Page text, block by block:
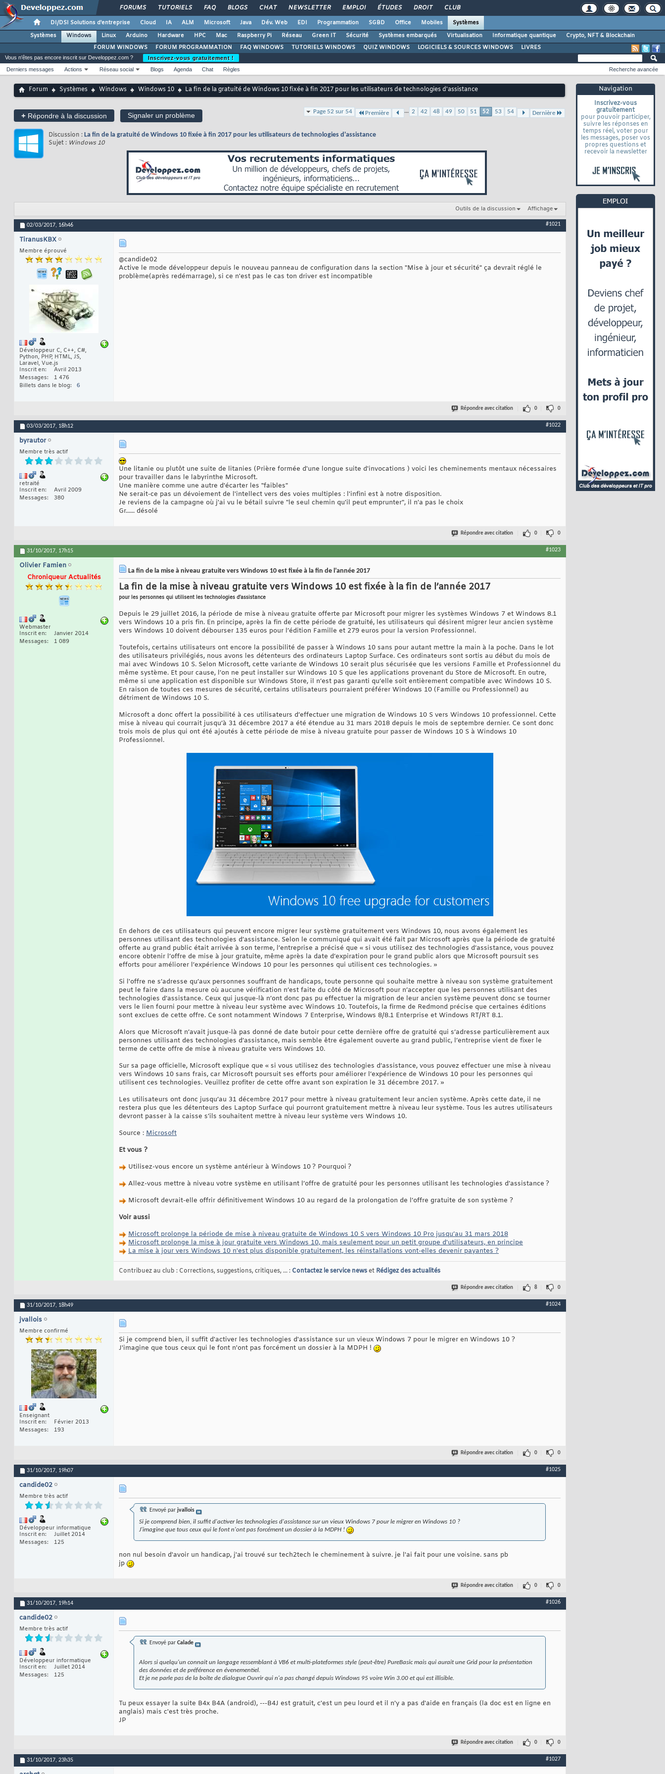
FORUMS TUTORIELS FAQ BLOGS CHAT NEWSLETTER EMPLOI ÉTUDES DROIT CLUB
DI/DSI Solutions d'entreprise Cloud IA ALM Microsoft Java Dév. Web EDI Programmation SGBD Office Mobiles
Systèmes
Systèmes
Windows Linux Arduino Hardware HPC Mac Raspberry Pi Réseau Green IT Sécurité Systèmes embarqués Virtualisation Informatique quantique
Crypto, NFT & Blockchain
FORUM WINDOWS
FORUM PROGRAMMATION FAQ WINDOWS TUTORIELS WINDOWS QUIZ WINDOWS LOGICIELS & SOURCES WINDOWS LIVRES
Navigation
Inscrivez-vous
gratuitement
pour pouvoir participer,
suivre les réponses en
temps réel, voter pour
les messages, poser vos
propres questions et
recevoir la newsletter
Vous n'êtes pas encore inscrit sur Developpez.com ?
Inscrivez-vous gratuitement !
Derniers messages
Actions Réseau social Blogs Agenda Chat Règles Recherche avancée
Forum Systèmes Windows Windows 10 La fin de la gratuité de Windows 10 fixée à fin 2017 pour les utilisateurs de technologies d'assistance
+ Répondre à la discussion Signaler un problème Page 52 sur 54 Première ... 2 42 48 49 50 51 52 53 54 Dernière
Discussion : La fin de la gratuité de Windows 10 fixée à fin 2017 pour les utilisateurs de technologies d'assistance
Sujet : Windows 10
Outils de la discussion Affichage
02/03/2017, 16h46 #1021
TiranusKBX
Membre éprouvé
Développeur C, C++, C#,
Python, PHP, HTML, JS,
Laravel, Vue.js
Inscrit en
Avril 2013
Messages
1 476
Billets dans le blog
6
@candide02
Active le mode développeur depuis le nouveau panneau de configuration dans la section "Mise à jour et sécurité" ça devrait réglé le
problème(après redémarrage), si ce n'est pas le cas ton driver est incompatible
Répondre avec citation 0 0
03/03/2017, 18h12 #1022
byrautor
Membre très actif
retraité
Inscrit en
Avril 2009
Messages
380
Une litanie ou plutôt une suite de litanies (Prière formée d'une longue suite d'invocations ) voici les cheminements mentaux nécessaires
pour travailler dans le labyrinthe Microsoft.
Une manière comme une autre d'écarter les "faibles"
Ne serait-ce pas un dévoiement de l'intellect vers des voies multiples : l'infini est à notre disposition.
Je reviens de la campagne où j'ai vu le bétail suivre "le seul chemin qu'il peut emprunter", il n'a pas le choix
Gr...... désolé
Répondre avec citation 0 0
31/10/2017, 17h15 #1023
Olivier Famien
Chroniqueur Actualités
Webmaster
Inscrit en
Janvier 2014
Messages
1 089
La fin de la mise à niveau gratuite vers Windows 10 est fixée à la fin de l’année 2017
La fin de la mise à niveau gratuite vers Windows 10 est fixée à la fin de l’année 2017
pour les personnes qui utilisent les technologies d’assistance
Depuis le 29 juillet 2016, la période de mise à niveau gratuite offerte par Microsoft pour migrer les systèmes Windows 7 et Windows 8.1
vers Windows 10 a pris fin. En principe, après la fin de cette période de gratuité, les utilisateurs qui désirent migrer leur ancien système
vers Windows 10 doivent débourser 135 euros pour l’édition Famille et 279 euros pour la version Professionnel.
Toutefois, certains utilisateurs ont encore la possibilité de passer à Windows 10 sans pour autant mettre la main à la poche. Dans le lot
des utilisateurs privilégiés, nous avons les détenteurs des ordinateurs Laptop Surface. Ces ordinateurs sont sortis au début du mois de
mai avec Windows 10 S. Selon Microsoft, cette variante de Windows 10 serait plus sécurisée que les versions Famille et Professionnel du
même système. Et pour cause, l’on ne peut installer sur Windows 10 S que les applications provenant du Store de Microsoft. En outre,
même si une application est disponible sur Windows Store, il n’est pas garanti qu’elle soit entièrement compatible avec Windows 10 S.
En raison de toutes ces mesures de sécurité, certains utilisateurs pourraient préférer Windows 10 (Famille ou Professionnel) au
détriment de Windows 10 S.
Microsoft a donc offert la possibilité à ces utilisateurs d’effectuer une migration de Windows 10 S vers Windows 10 professionnel. Cette
mise à niveau qui courrait jusqu’à 31 décembre 2017 a été étendue au 31 mars 2018 depuis le mois de septembre dernier. Ce sont donc
trois mois de plus qui ont été ajoutés à cette période de mise à niveau gratuite pour passer de Windows 10 S à Windows 10
Professionnel.
En dehors de ces utilisateurs qui peuvent encore migrer leur système gratuitement vers Windows 10, nous avons également les
personnes utilisant des technologies d’assistance. Selon le communiqué qui avait été fait par Microsoft après que la période de gratuité
offerte au grand public était arrivée à son terme, l’entreprise a précisé que « si vous utilisez des technologies d’assistance, vous pouvez
encore obtenir l’offre de mise à jour gratuite, même après la date d’expiration pour le grand public alors que Microsoft poursuit ses
efforts pour améliorer l’expérience Windows 10 pour les personnes qui utilisent ces technologies. »
Si l'offre ne s’adresse qu’aux personnes souffrant de handicaps, toute personne qui souhaite mettre à niveau son système gratuitement
peut le faire dans la mesure où aucune vérification n’est faite du côté de Microsoft pour n’accepter que les personnes utilisant des
technologies d’assistance. Ceux qui jusque-là n’ont donc pas pu effectuer la migration de leur ancien système peuvent donc se tourner
vers le lien fourni pour mettre à niveau leur système avec Windows 10. Toutefois, la firme de Redmond précise que certaines éditions
sont exclues de cette offre. Ce sont notamment Windows 7 Enterprise, Windows 8/8.1 Enterprise et Windows RT/RT 8.1.
Alors que Microsoft n’avait jusque-là pas donné de date butoir pour cette dernière offre de gratuité qui s’adresse particulièrement aux
personnes utilisant des technologies d’assistance, mais semble être également ouverte au grand public, l’entreprise vient de fixer le
terme de cette offre de mise à niveau gratuite vers Windows 10.
Sur sa page officielle, Microsoft explique que « si vous utilisez des technologies d’assistance, vous pouvez effectuer une mise à niveau
vers Windows 10 sans frais, car Microsoft poursuit ses efforts pour améliorer l’expérience de Windows 10 pour les personnes qui
utilisent ces technologies. Veuillez profiter de cette offre avant son expiration le 31 décembre 2017. »
Les utilisateurs ont donc jusqu’au 31 décembre 2017 pour mettre à niveau gratuitement leur ancien système. Après cette date, il ne
restera plus que les détenteurs des Laptop Surface qui pourront gratuitement mettre à niveau leur système. Tous les autres utilisateurs
devront passer à la caisse s’ils souhaitent mettre à niveau leur système vers Windows 10.
Source : Microsoft
Et vous ?
Utilisez-vous encore un système antérieur à Windows 10 ? Pourquoi ?
Allez-vous mettre à niveau votre système en utilisant l’offre de gratuité pour les personnes utilisant les technologies d’assistance ?
Microsoft devrait-elle offrir définitivement Windows 10 au regard de la prolongation de l’offre gratuite de son système ?
Voir aussi
Microsoft prolonge la période de mise à niveau gratuite de Windows 10 S vers Windows 10 Pro jusqu’au 31 mars 2018
Microsoft prolonge la mise à jour gratuite vers Windows 10, mais seulement pour un petit groupe d'utilisateurs, en principe
La mise à jour vers Windows 10 n'est plus disponible gratuitement, les réinstallations vont-elles devenir payantes ?
Contribuez au club : Corrections, suggestions, critiques, ... : Contactez le service newset Rédigez des actualités
Répondre avec citation 8 0
31/10/2017, 18h49 #1024
jvallois
Membre confirmé
Enseignant
Inscrit en
Février 2013
Messages
193
Si je comprend bien, il suffit d'activer les technologies d'assistance sur un vieux Windows 7 pour le migrer en Windows 10 ?
J'imagine que tous ceux qui le font n'ont pas forcément un dossier à la MDPH !
Répondre avec citation 0 0
31/10/2017, 19h07 #1025
candide02
Membre très actif
Développeur informatique
Inscrit en
Juillet 2014
Messages
125
Envoyé par jvallois
Si je comprend bien, il suffit d'activer les technologies d'assistance sur un vieux Windows 7 pour le migrer en Windows 10 ?
J'imagine que tous ceux qui le font n'ont pas forcément un dossier à la MDPH !
non nul besoin d'avoir un handicap, j'ai trouvé sur tech2tech le cheminement à suivre. je l'ai fait pour une voisine. sans pb
jp
Répondre avec citation 0 0
31/10/2017, 19h14 #1026
candide02
Membre très actif
Développeur informatique
Inscrit en
Juillet 2014
Messages
125
Envoyé par Calade
Alors si quelqu'un connait un langage ressemblant à VB6 et multi-plateformes style (peut-être) PureBasic mais qui aurait une Grid pour la présentation
des données et de préférence en évenementiel.
Et je ne parle pas de la boîte de dialogue Ouvrir qui n'a pas changé depuis Windows 95 voire Win 3.00 et qui est illisible.
Tu peux essayer la suite B4x B4A (android), ---B4J est gratuit, c'est un peu lourd et il n'y a pas d'aide en français (la doc est en ligne en
anglais) mais c'est très proche.
JP
Répondre avec citation 0 0
31/10/2017, 23h35 #1027